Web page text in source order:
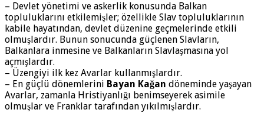
– Devlet yönetimi ve askerlik konusunda Balkan
topluluklarını etkilemişler; özellikle Slav topluluklarının
kabile hayatından, devlet düzenine geçmelerinde etkili
olmuşlardır. Bunun sonucunda güçlenen Slavların,
Balkanlara inmesine ve Balkanların Slavlaşmasına yol
açmışlardır.
– Üzengiyi ilk kez Avarlar kullanmışlardır.
– En güçlü dönemlerini Bayan Kağan döneminde yaşayan
Avarlar, zamanla Hristiyanlığı benimseyerek asimile
olmuşlar ve Franklar tarafından yıkılmışlardır.